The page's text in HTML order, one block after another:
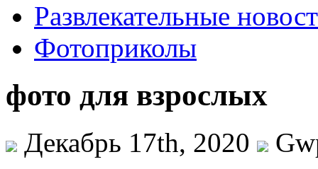
Развлекательные
Фотоприколы
фото для взрослых
Декабрь 17th, 2020